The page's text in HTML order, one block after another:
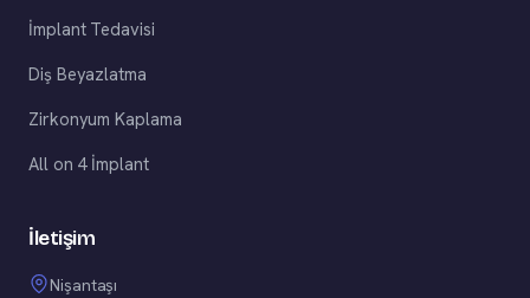
İmplant Tedavisi
Diş Beyazlatma
Zirkonyum Kaplama
All on 4 İmplant
İletişim
Nişantaşı